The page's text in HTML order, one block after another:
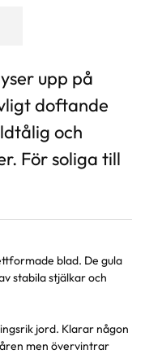
upp på
doftande
och
För soliga till
blad. De gula
stabila stjälkar och
jord. Klarar någon
men övervintrar